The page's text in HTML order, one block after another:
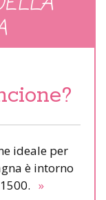
ideale per
è intorno
»